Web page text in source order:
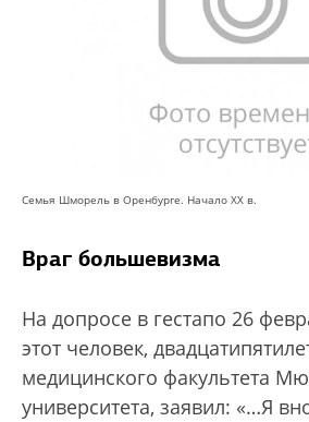
Семья Шморель в Оренбурге. Начало ХХ в.
Враг большевизма
На допросе в гестапо 26
этот человек,
медицинского факультета
университета, заявил: «…Я